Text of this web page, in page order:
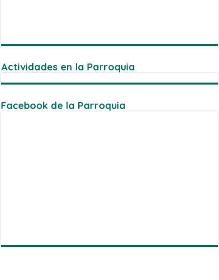
Actividades en la Parroquia
Facebook de la Parroquia